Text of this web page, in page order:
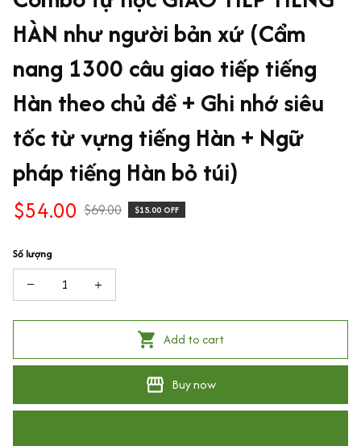
HÀN như người bản xứ (Cẩm
nang 1300 câu giao tiếp tiếng
Hàn theo chủ đề + Ghi nhớ siêu
tốc từ vựng tiếng Hàn + Ngữ
pháp tiếng Hàn bỏ túi)
$54.00 $69.00 $15.00 OFF
Số lượng
Add to cart
Buy now